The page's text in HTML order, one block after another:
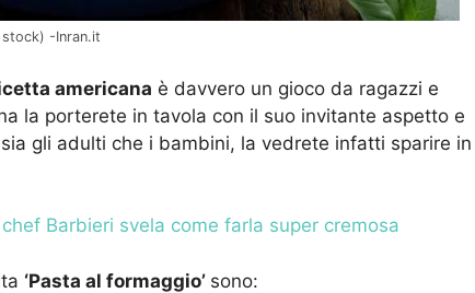
-Inran.it
americana è davvero un gioco da ragazzi e
la porterete in tavola con il suo invitante aspetto e
gli adulti che i bambini, la vedrete infatti sparire in
Barbieri svela come farla super cremosa
‘Pasta al formaggio’ sono: